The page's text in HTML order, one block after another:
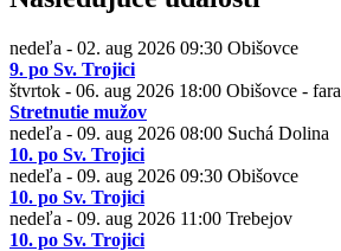
nedeľa - 02. aug 2026 09:30 Obišovce
9. po Sv. Trojici
štvrtok - 06. aug 2026 18:00 Obišovce - fara
Stretnutie mužov
nedeľa - 09. aug 2026 08:00 Suchá Dolina
10. po Sv. Trojici
nedeľa - 09. aug 2026 09:30 Obišovce
10. po Sv. Trojici
nedeľa - 09. aug 2026 11:00 Trebejov
10. po Sv. Trojici